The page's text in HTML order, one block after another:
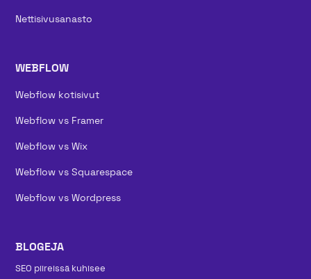
Nettisivusanasto
WEBFLOW
Webflow kotisivut
Webflow vs Framer
Webflow vs Wix
Webflow vs Squarespace
Webflow vs Wordpress
BLOGEJA
SEO piireissä kuhisee